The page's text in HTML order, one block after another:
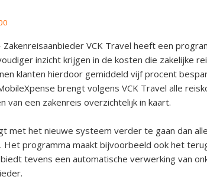
Zakenreisaanbieder VCK Travel heeft een
inzicht krijgen in de kosten die zakelijke
klanten hierdoor gemiddeld vijf procent
brengt volgens VCK Travel alle
van een zakenreis overzichtelijk in kaart.
met het nieuwe systeem verder te gaan dan
Het programma maakt bijvoorbeeld ook het
tevens een automatische verwerking van